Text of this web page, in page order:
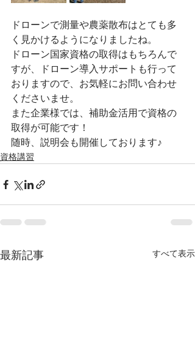
ドローンで測量や農薬散布はとても多
く見かけるようになりましたね。
ドローン国家資格の取得はもちろんで
すが、ドローン導入サポートも行って
おりますので、お気軽にお問い合わせ
くださいませ。
また企業様では、補助金活用で資格の
取得が可能です！
随時、説明会も開催しております♪
資格講習
最新記事 すべて表示